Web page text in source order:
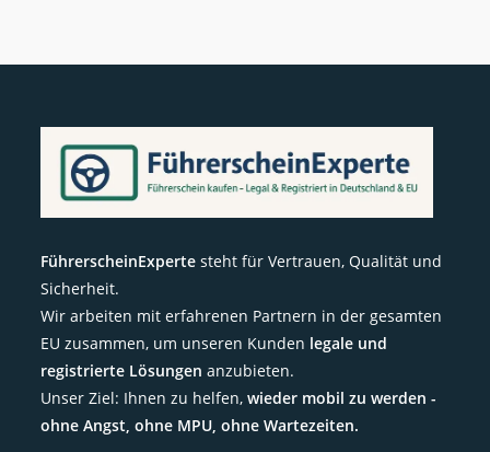
FührerscheinExperte steht für Vertrauen, Qualität und
Sicherheit.
Wir arbeiten mit erfahrenen Partnern in der gesamten
EU zusammen, um unseren Kunden legale und
registrierte Lösungen anzubieten.
Unser Ziel: Ihnen zu helfen,wieder mobil zu werden -
ohne Angst, ohne MPU, ohne Wartezeiten.